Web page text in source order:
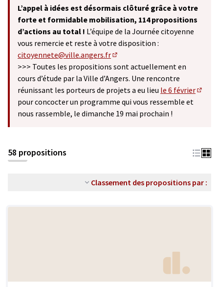
L’appel à idées est désormais clôturé grâce à votre
forte et formidable mobilisation, 114 propositions
d’actions au total ! L’équipe de la Journée citoyenne
vous remercie et reste à votre disposition :
citoyennete@ville.angers.fr
(S'ouvre dans un nouvel onglet)
>>> Toutes les propositions sont actuellement en
cours d’étude par la Ville d’Angers. Une rencontre
réunissant les porteurs de projets a eu lieu le 6 février
pour concocter un programme qui vous ressemble et
nous rassemble, le dimanche 19 mai prochain !
58 propositions
Classement des propositions par :